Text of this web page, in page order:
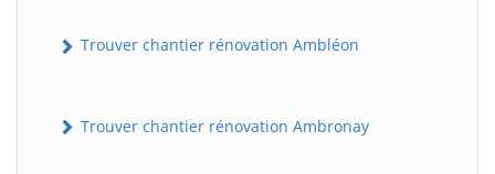
Trouver chantier rénovation Ambléon
Trouver chantier rénovation Ambronay